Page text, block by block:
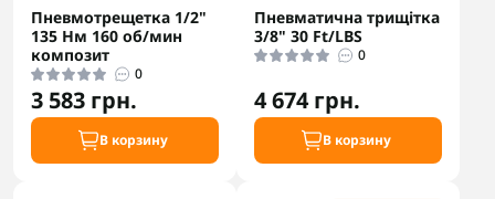
Пневмотрещетка 1/2"
135 Нм 160 об/мин
композит
0
3 583 грн.
В корзину
Пневматична трищітка
3/8" 30 Ft/LBS
0
4 674 грн.
В корзину